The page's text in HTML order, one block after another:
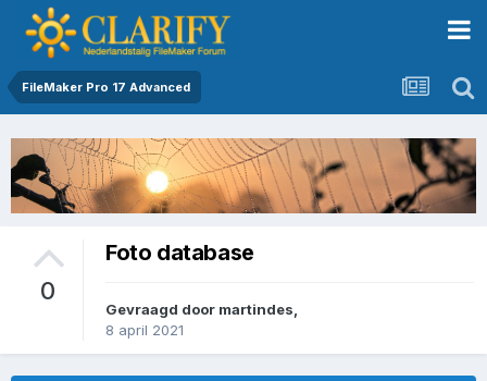
FileMaker Pro 17 Advanced
0
Foto database
Gevraagd door martindes
8 april 2021